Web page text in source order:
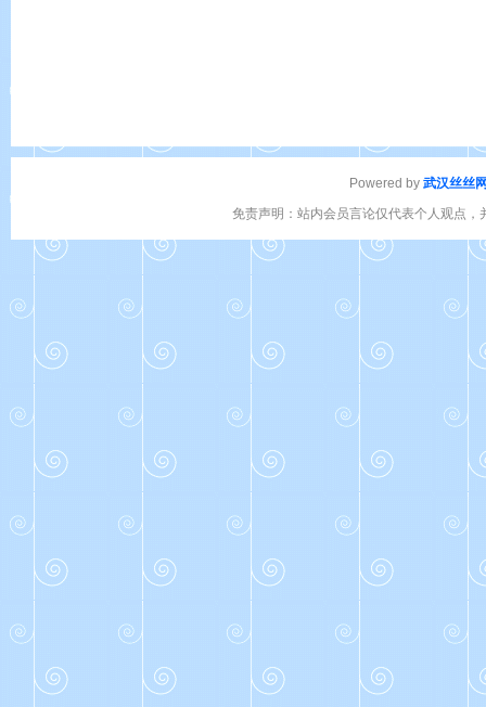
Powered by 武汉丝丝
免责声明：站内会员言论仅代表个人观点